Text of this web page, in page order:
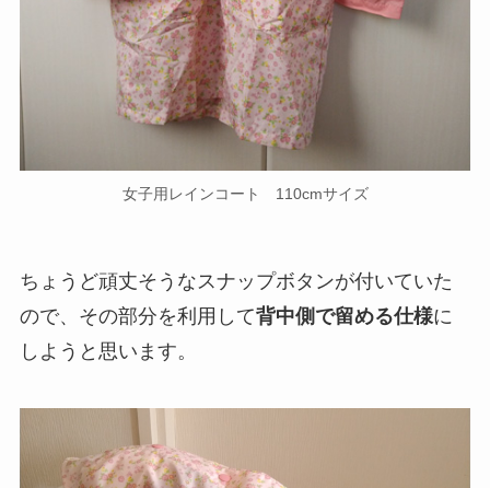
女子用レインコート 110cmサイズ
ちょうど頑丈そうなスナップボタンが付いていた
ので、その部分を利用して背中側で留める仕様に
しようと思います。